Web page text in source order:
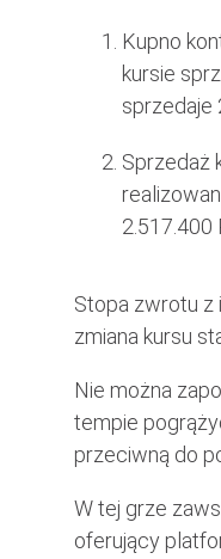
Kupno
kursie
sprzedaje
Sprzedaż
2.517.400
Stopa zwrotu z
zmiana kursu
Nie można
tempie
przeciwną do
W tej grze
oferujący